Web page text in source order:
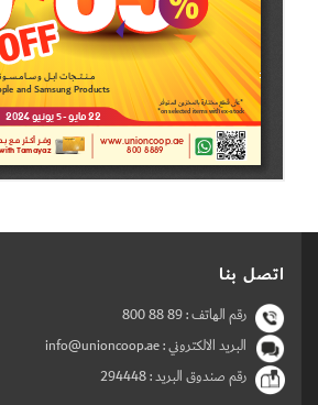
اتصل بنا
رقم الهاتف :800 88 89
البريد الالكتروني : info@unioncoop.ae
رقم صندوق البريد :294448